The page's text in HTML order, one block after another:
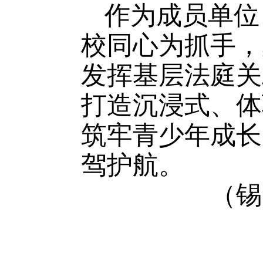
作为成员单
校同心为抓手
发挥基层法庭
打造沉浸式、
筑牢青少年成
驾护航。
（